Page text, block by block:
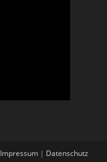
Impressum| Datenschutz